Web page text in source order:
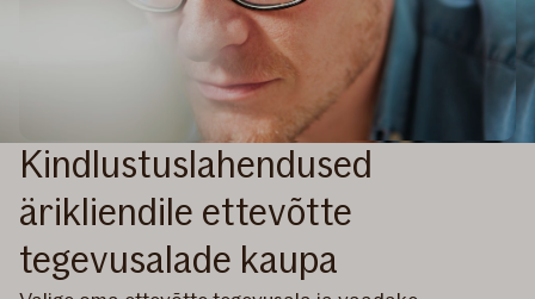
Kindlustuslahendused
ärikliendile ettevõtte
tegevusalade kaupa